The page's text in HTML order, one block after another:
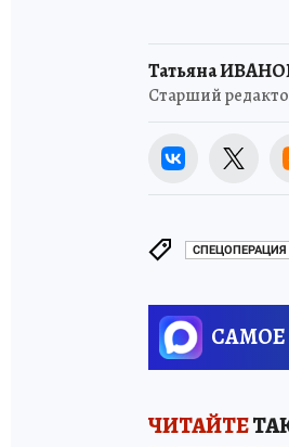
Татьяна
Старший
САМОЕ
ЧИТАЙТЕ